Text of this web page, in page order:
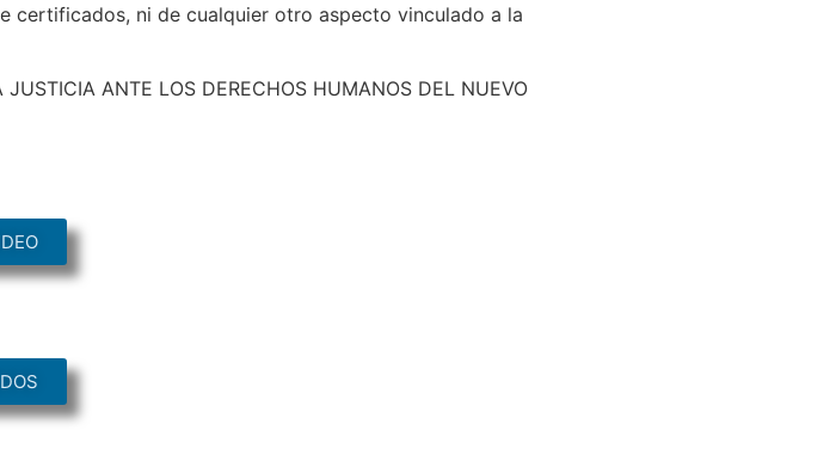
certificados, ni de cualquier otro aspecto vinculado a la
ANTE LOS DERECHOS HUMANOS DEL NUEVO